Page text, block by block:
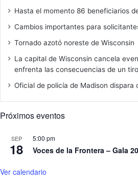
Hasta el momento 86 beneficiarios
Cambios importantes para
Tornado azotó noreste de Wisconsin
La capital de Wisconsin cancela
enfrenta las consecuencias de un
Oficial de policía de Madison dispara
Próximos eventos
SEP
18
5:00 pm
Voces de la Frontera – Gala
Ver calendario